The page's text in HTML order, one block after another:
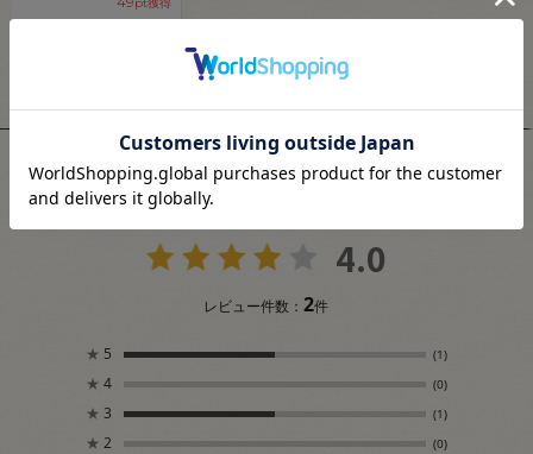
ユーザーレビュー
4.0
レビュー件数：2件
★ 5 (1)
★ 4 (0)
★ 3 (1)
★ 2 (0)